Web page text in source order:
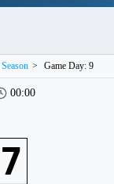
> Game Day: 9
00:00